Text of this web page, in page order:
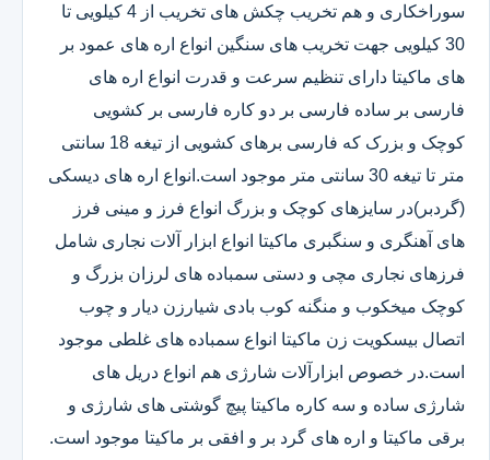
سوراخکاری و هم تخریب چکش های تخریب از 4 کیلویی تا
30 کیلویی جهت تخریب های سنگین انواع اره های عمود بر
های ماکیتا دارای تنظیم سرعت و قدرت انواع اره های
فارسی بر ساده فارسی بر دو کاره فارسی بر کشویی
کوچک و بزرک که فارسی برهای کشویی از تیغه 18 سانتی
متر تا تیغه 30 سانتی متر موجود است.انواع اره های دیسکی
(گردبر)در سایزهای کوچک و بزرگ انواع فرز و مینی فرز
های آهنگری و سنگبری ماکیتا انواع ابزار آلات نجاری شامل
فرزهای نجاری مچی و دستی سمباده های لرزان بزرگ و
کوچک میخکوب و منگنه کوب بادی شیارزن دیار و چوب
اتصال بیسکویت زن ماکیتا انواع سمباده های غلطی موجود
است.در خصوص ابزارآلات شارژی هم انواع دریل های
شارژی ساده و سه کاره ماکیتا پیچ گوشتی های شارژی و
برقی ماکیتا و اره های گرد بر و افقی بر ماکیتا موجود است.